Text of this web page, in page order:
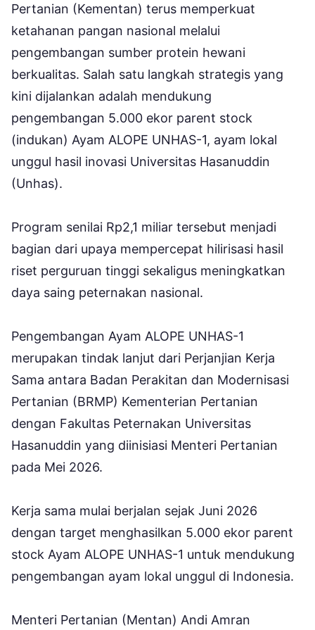
Pertanian (Kementan) terus memperkuat
ketahanan pangan nasional melalui
pengembangan sumber protein hewani
berkualitas. Salah satu langkah strategis yang
kini dijalankan adalah mendukung
pengembangan 5.000 ekor parent stock
(indukan) Ayam ALOPE UNHAS-1, ayam lokal
unggul hasil inovasi Universitas Hasanuddin
(Unhas).
Program senilai Rp2,1 miliar tersebut menjadi
bagian dari upaya mempercepat hilirisasi hasil
riset perguruan tinggi sekaligus meningkatkan
daya saing peternakan nasional.
Pengembangan Ayam ALOPE UNHAS-1
merupakan tindak lanjut dari Perjanjian Kerja
Sama antara Badan Perakitan dan Modernisasi
Pertanian (BRMP) Kementerian Pertanian
dengan Fakultas Peternakan Universitas
Hasanuddin yang diinisiasi Menteri Pertanian
pada Mei 2026.
Kerja sama mulai berjalan sejak Juni 2026
dengan target menghasilkan 5.000 ekor parent
stock Ayam ALOPE UNHAS-1 untuk mendukung
pengembangan ayam lokal unggul di Indonesia.
Menteri Pertanian (Mentan) Andi Amran